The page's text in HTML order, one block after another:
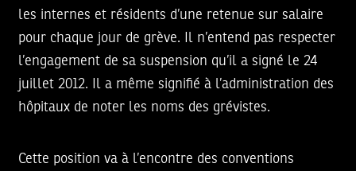
les internes et résidents d’une retenue sur salaire
pour chaque jour de grève. Il n’entend pas respecter
l’engagement de sa suspension qu’il a signé le 24
juillet 2012. Il a même signifié à l’administration des
hôpitaux de noter les noms des grévistes.
Cette position va à l’encontre des conventions